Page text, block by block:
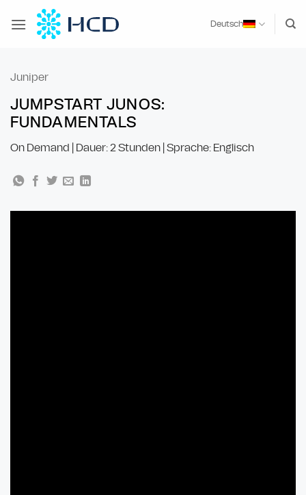
Inhalt
springen
Deutsch
Juniper
JUMPSTART JUNOS:
FUNDAMENTALS
On Demand | Dauer: 2 Stunden | Sprache: Englisch